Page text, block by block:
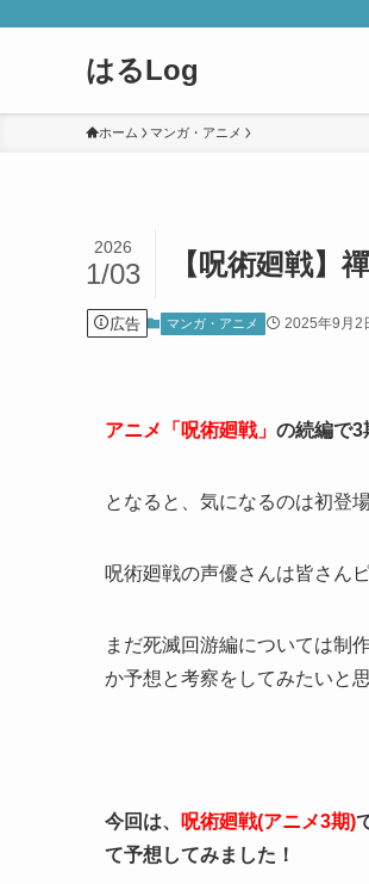
はるLog
ホーム マンガ・アニメ
【呪術廻戦】
2026
1/03
広告 マンガ・アニメ 2025年9月2
アニメ「呪術廻戦」 の続編で3
となると、気になるのは初登
呪術廻戦の声優さんは皆さん
まだ死滅回游編については制
か予想と考察をしてみたいと思
今回は、 呪術廻戦(アニメ3期)
て予想してみました！